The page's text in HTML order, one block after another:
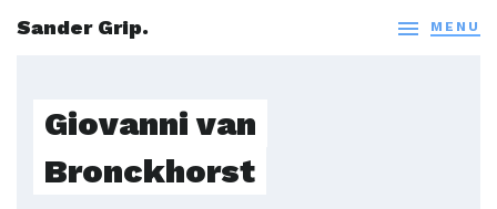
Sander Grip.  MENU
Giovanni van
Bronckhorst